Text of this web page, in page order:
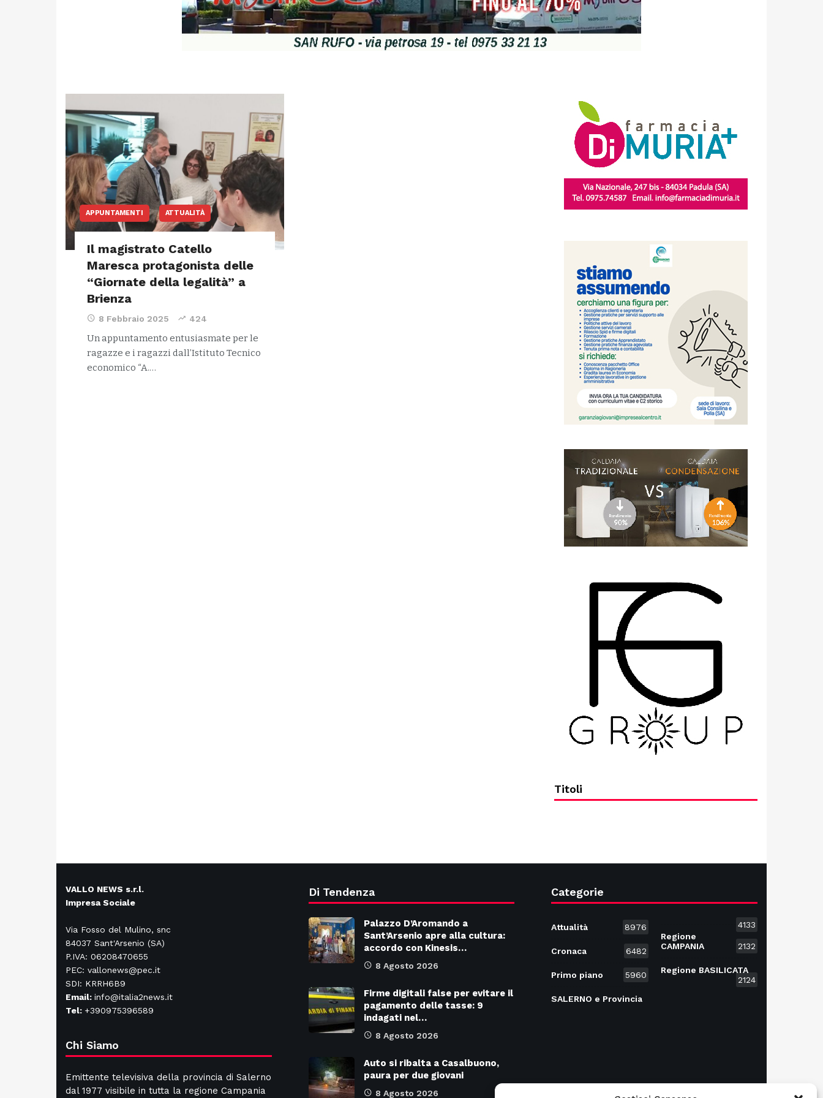
APPUNTAMENTI ATTUALITÀ
Il magistrato Catello
Maresca protagonista delle
“Giornate della legalità” a
Brienza
8 Febbraio 2025 424
Un appuntamento entusiasmate per le
ragazze e i ragazzi dall’Istituto Tecnico
economico “A.…
Titoli
VALLO NEWS s.r.l.
Impresa Sociale
Via Fosso del Mulino, snc
84037 Sant'Arsenio (SA)
P.IVA: 06208470655
PEC: vallonews@pec.it
SDI: KRRH6B9
Email: info@italia2news.it
Tel: +390975396589
Chi Siamo
Emittente televisiva della provincia di Salerno
dal 1977 visibile in tutta la regione Campania
Di Tendenza
Palazzo D’Aromando a
Sant’Arsenio apre alla cultura:
accordo con Kinesis…
8 Agosto 2026
Firme digitali false per evitare il
pagamento delle tasse: 9
indagati nel…
8 Agosto 2026
Auto si ribalta a Casalbuono,
paura per due giovani
8 Agosto 2026
Categorie
Attualità 8976
Cronaca 6482
Primo piano 5960
SALERNO e Provincia
4133
Regione
CAMPANIA
2132
Regione BASILICATA
2124